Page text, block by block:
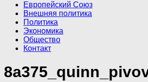
Европейский Союз
Внешняя политика
Политика
Экономика
Общество
Контакт